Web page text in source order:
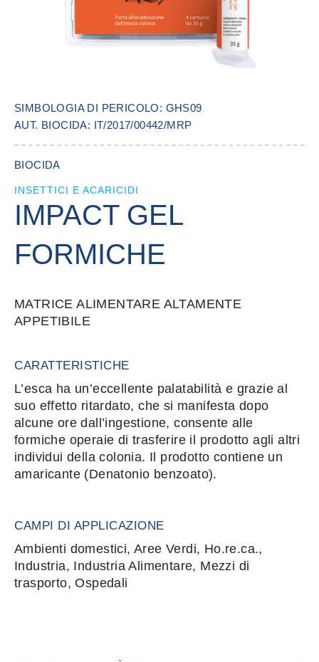
SIMBOLOGIA DI PERICOLO: GHS09
AUT. BIOCIDA: IT/2017/00442/MRP
BIOCIDA
INSETTICI E ACARICIDI
IMPACT GEL
FORMICHE
MATRICE ALIMENTARE ALTAMENTE
APPETIBILE
CARATTERISTICHE
L’esca ha un’eccellente palatabilità e grazie al
suo effetto ritardato, che si manifesta dopo
alcune ore dall’ingestione, consente alle
formiche operaie di trasferire il prodotto agli altri
individui della colonia. Il prodotto contiene un
amaricante (Denatonio benzoato).
CAMPI DI APPLICAZIONE
Ambienti domestici, Aree Verdi, Ho.re.ca.,
Industria, Industria Alimentare, Mezzi di
trasporto, Ospedali